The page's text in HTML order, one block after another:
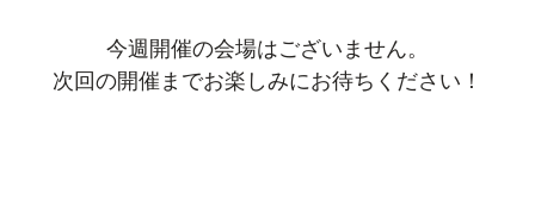
今週開催の会場はございません。
次回の開催までお楽しみにお待ちください！